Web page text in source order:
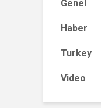
Genel
Haber
Turkey
Video